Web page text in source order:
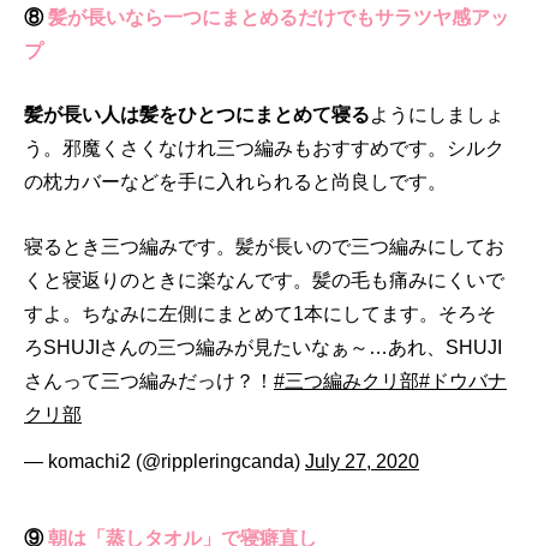
⑧髪が長いなら一つにまとめるだけでもサラツヤ感アッ
プ
髪が長い人は髪をひとつにまとめて寝るようにしましょ
う。邪魔くさくなけれ三つ編みもおすすめです。シルク
の枕カバーなどを手に入れられると尚良しです。
寝るとき三つ編みです。髪が長いので三つ編みにしてお
くと寝返りのときに楽なんです。髪の毛も痛みにくいで
すよ。ちなみに左側にまとめて1本にしてます。そろそ
ろSHUJIさんの三つ編みが見たいなぁ～…あれ、SHUJI
さんって三つ編みだっけ？！ #三つ編みクリ部#ドウバナ
クリ部
— komachi2 (@rippleringcanda) July 27, 2020
⑨朝は「蒸しタオル」で寝癖直し